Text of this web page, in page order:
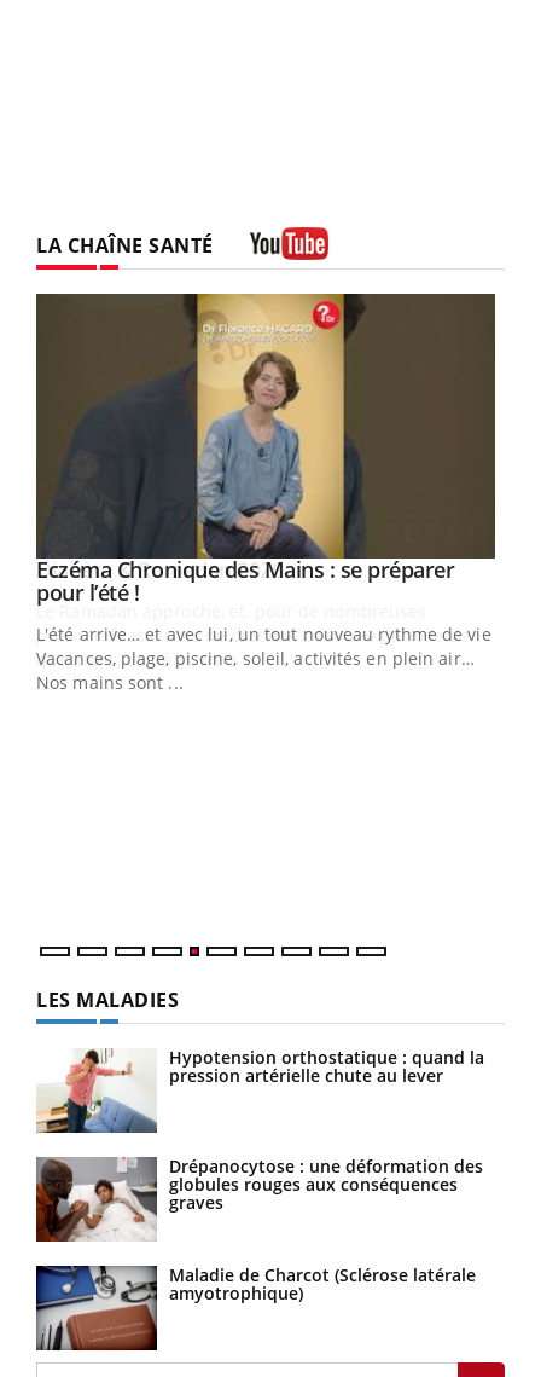
LA CHAÎNE SANTÉ
Youtube
Eczéma Chronique des Mains : se préparer
pour l’été !Youtube
L'été arrive… et avec lui, un tout nouveau rythme de vie !
Vacances, plage, piscine, soleil, activités en plein air…
Nos mains sont ...
Youtube
Diabète & Ramadan 2026Youtube
Le Ramadan approche, et, pour de nombreuses
personnes atteintes de diabète, c'est une période de
questions, de défis, mais ...
LES MALADIES
Hypotension orthostatique : quand la
pression artérielle chute au lever
Drépanocytose : une déformation des
globules rouges aux conséquences
graves
Maladie de Charcot (Sclérose latérale
amyotrophique)